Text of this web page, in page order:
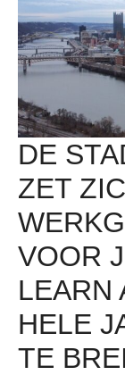
DE
ZET
VOOR
LEARN
HELE
TE